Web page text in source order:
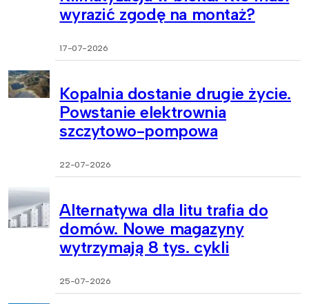
wyrazić zgodę na montaż?
17-07-2026
Kopalnia dostanie drugie życie.
Powstanie elektrownia
szczytowo-pompowa
22-07-2026
Alternatywa dla litu trafia do
domów. Nowe magazyny
wytrzymają 8 tys. cykli
25-07-2026